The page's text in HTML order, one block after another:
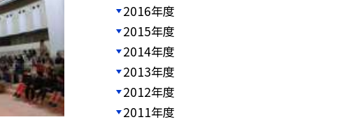
2016年度
2015年度
2014年度
2013年度
2012年度
2011年度